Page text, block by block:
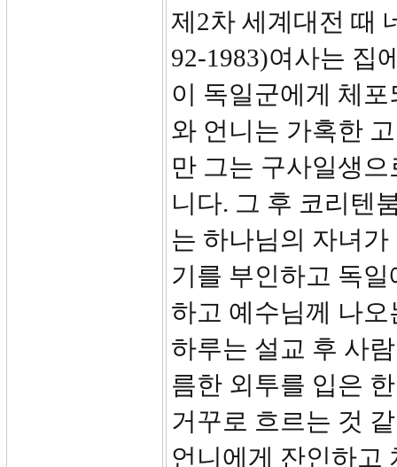
제2차 세계대전 때
92-1983)여사는 집
이 독일군에게 체
와 언니는 가혹한
만 그는 구사일생
니다. 그 후 코리텐
는 하나님의 자녀
기를 부인하고 독
하고 예수님께 나
하루는 설교 후 사
름한 외투를 입은
거꾸로 흐르는 것
언니에게 잔인하고